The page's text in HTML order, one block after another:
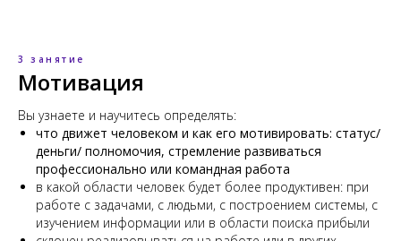
3 занятие
Мотивация
Вы узнаете и научитесь определять:
что движет человеком и как его мотивировать: статус/
деньги/ полномочия, стремление развиваться
профессионально или командная работа
в какой области человек будет более продуктивен: при
работе с задачами, с людьми, с построением системы, с
изучением информации или в области поиска прибыли